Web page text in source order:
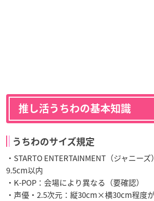
推し活うちわの基本知識
うちわのサイズ規定
・STARTO ENTERTAINMENT（ジャニー
9.5cm以内
・K-POP：会場により異なる（要確認）
・声優・2.5次元：縦30cm×横30cm程度